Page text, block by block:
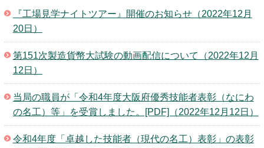
貨幣を知る
造幣局を楽しむ
造幣局製品を買う
キッズページ
公式SNS
『工場見学ナイトツアー』開催のお知らせ（2022年12月
20日）
第151次製造貨幣大試験の動画配信について（2022年12月
12日）
当局の職員が「令和4年度大阪府優秀技能者表彰（なにわ
の名工）等」を受賞しました。[PDF]（2022年12月12日）
令和4年度「卓越した技能者（現代の名工）表彰」の表彰